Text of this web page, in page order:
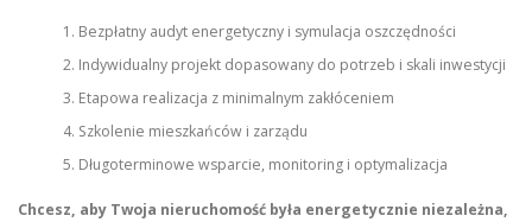
Bezpłatny audyt energetyczny i symulacja oszczędności
Indywidualny projekt dopasowany do potrzeb i skali inwestycji
Etapowa realizacja z minimalnym zakłóceniem
Szkolenie mieszkańców i zarządu
Długoterminowe wsparcie, monitoring i optymalizacja
Chcesz, aby Twoja nieruchomość była energetycznie niezależna,